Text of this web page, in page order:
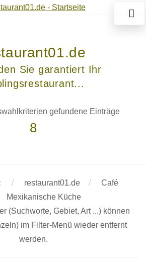
Sie garantiert Ihr
gefundene Einträge
8
restaurant01.de
Café
Mexikanische Küche
(Suchworte, Gebiet, Art ...) können
im Filter-Menü wieder entfernt
werden.